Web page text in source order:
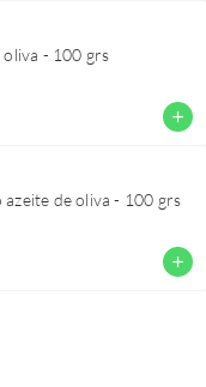
oliva - 100 grs
add
de oliva - 100 grs
add